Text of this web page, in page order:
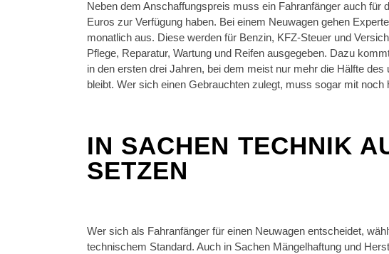
Neben dem Anschaffungspreis muss ein Fahranfänger auch für
Euros zur Verfügung haben. Bei einem Neuwagen gehen
monatlich aus. Diese werden für Benzin, KFZ-Steuer und
Pflege, Reparatur, Wartung und Reifen ausgegeben. Dazu
in den ersten drei Jahren, bei dem meist nur mehr die Hälfte
bleibt. Wer sich einen Gebrauchten zulegt, muss sogar mit noch
IN SACHEN TECHNIK
SETZEN
Wer sich als Fahranfänger für einen Neuwagen entscheidet,
technischem Standard. Auch in Sachen Mängelhaftung und